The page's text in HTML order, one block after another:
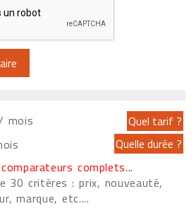
mois
complets...
30 critères : prix, nouveauté,
marque, etc....